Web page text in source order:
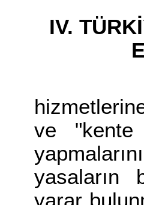
IV.
Büyük
ve "kente
yasaların
yarar